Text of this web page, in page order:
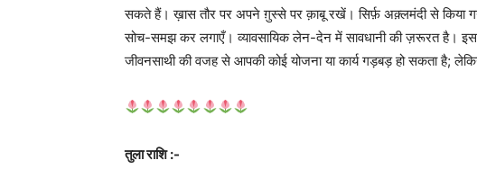
सकते हैं। ख़ास तौर पर अपने ग़ुस्से पर क़ाबू रखें। सिर्फ़ अक़्लमंदी से किया
सोच-समझ कर लगाएँ। व्यावसायिक लेन-देन में सावधानी की ज़रूरत है।
जीवनसाथी की वजह से आपकी कोई योजना या कार्य गड़बड़ हो सकता है;
तुला राशि :-